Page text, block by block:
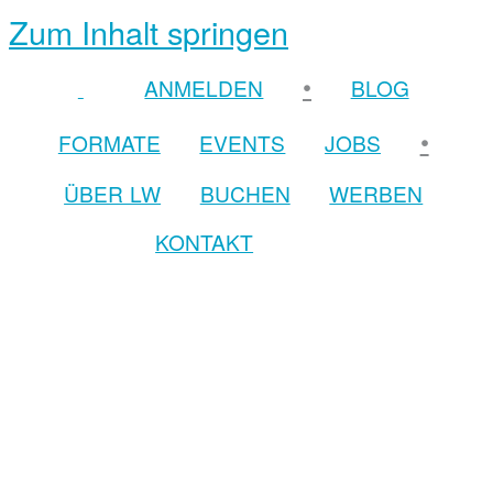
Zum Inhalt springen
ANMELDEN •
BLOG
FORMATE
EVENTS JOBS •
ÜBER LW BUCHEN
WERBEN
KONTAKT